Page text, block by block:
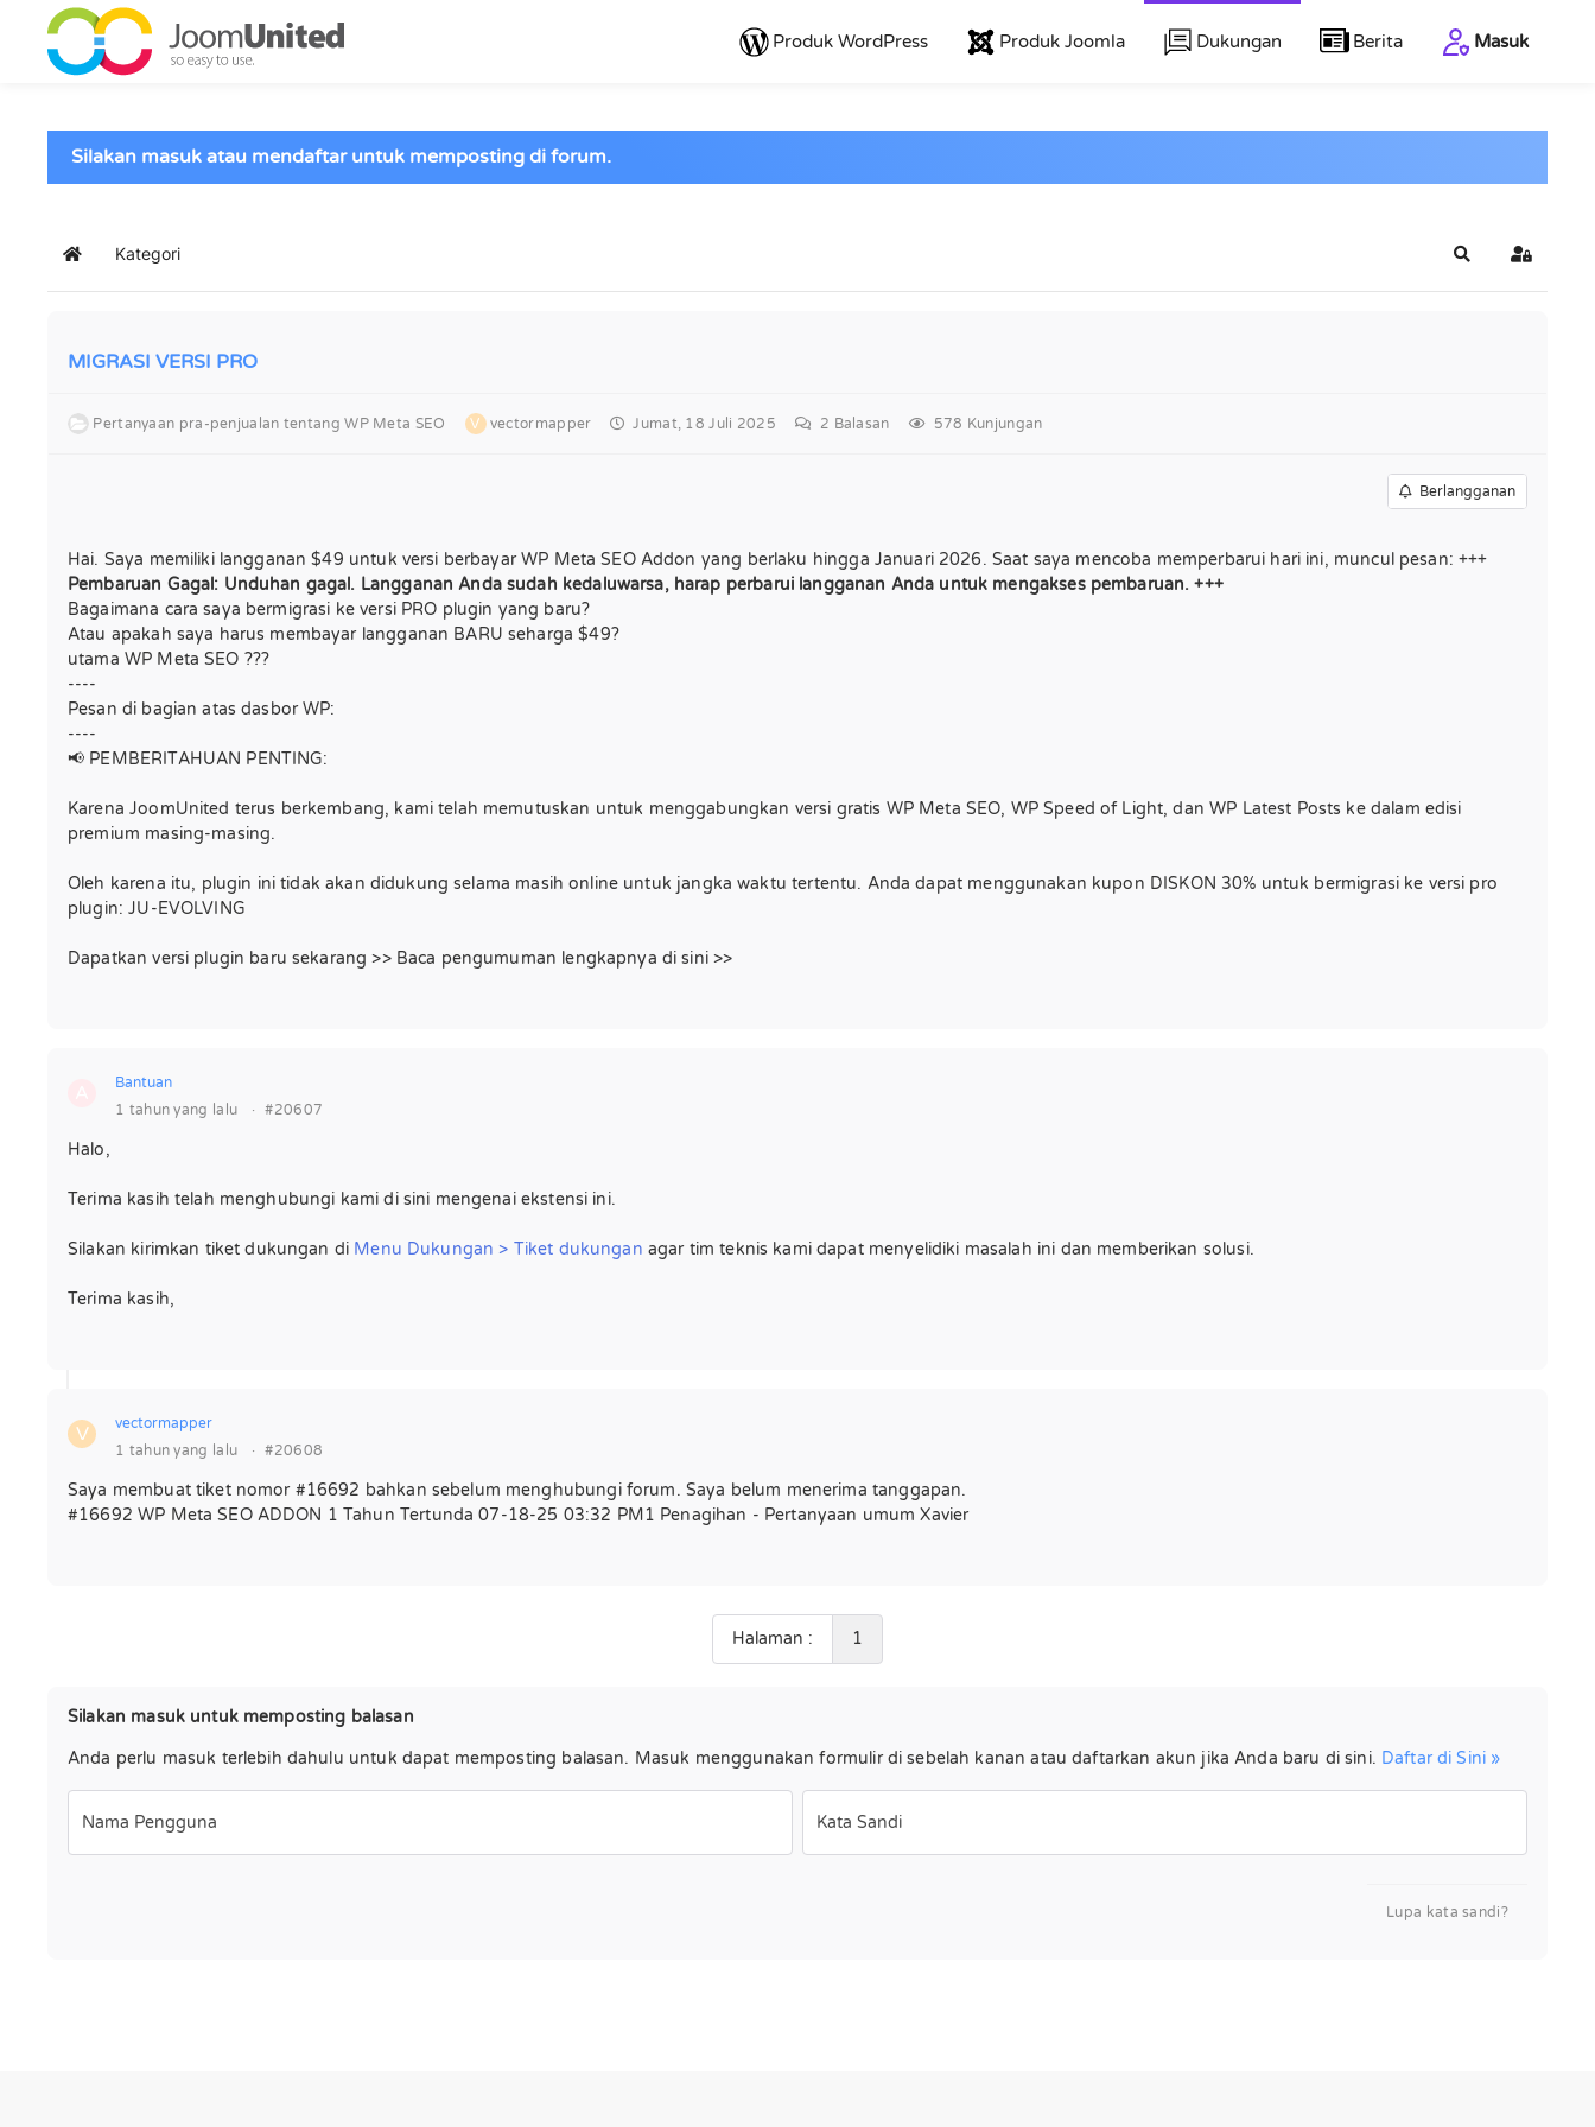
Lewati ke konten utama
Produk WordPress Produk Joomla Dukungan Berita Masuk
Silakan masuk atau mendaftar untuk memposting di forum.
BerendaKategori Cari Masuk
MIGRASI VERSI PRO
Pertanyaan pra-penjualan tentang WP Meta SEO V vectormapper Jumat, 18 Juli 2025 2 Balasan 578 Kunjungan
Berlangganan
Hai. Saya memiliki langganan $49 untuk versi berbayar WP Meta SEO Addon yang berlaku hingga Januari 2026. Saat saya mencoba memperbarui hari ini, muncul pesan: +++
Pembaruan Gagal: Unduhan gagal. Langganan Anda sudah kedaluwarsa, harap perbarui langganan Anda untuk mengakses pembaruan. +++
Bagaimana cara saya bermigrasi ke versi PRO plugin yang baru?
Atau apakah saya harus membayar langganan BARU seharga $49?
utama WP Meta SEO ???
----
Pesan di bagian atas dasbor WP:
----
📢 PEMBERITAHUAN PENTING:
Karena JoomUnited terus berkembang, kami telah memutuskan untuk menggabungkan versi gratis WP Meta SEO, WP Speed of Light, dan WP Latest Posts ke dalam edisi
premium masing-masing.
Oleh karena itu, plugin ini tidak akan didukung selama masih online untuk jangka waktu tertentu. Anda dapat menggunakan kupon DISKON 30% untuk bermigrasi ke versi pro
plugin: JU-EVOLVING
Dapatkan versi plugin baru sekarang >> Baca pengumuman lengkapnya di sini >>
Bantuan
1 tahun yang lalu
· #20607
Halo,
Terima kasih telah menghubungi kami di sini mengenai ekstensi ini.
Silakan kirimkan tiket dukungan di Menu Dukungan > Tiket dukungan agar tim teknis kami dapat menyelidiki masalah ini dan memberikan solusi.
Terima kasih,
V
vectormapper
1 tahun yang lalu
· #20608
Saya membuat tiket nomor #16692 bahkan sebelum menghubungi forum. Saya belum menerima tanggapan.
#16692 WP Meta SEO ADDON 1 Tahun Tertunda 07-18-25 03:32 PM1 Penagihan - Pertanyaan umum Xavier
Halaman : 1
Silakan masuk untuk memposting balasan
Anda perlu masuk terlebih dahulu untuk dapat memposting balasan. Masuk menggunakan formulir di sebelah kanan atau daftarkan akun jika Anda baru di sini. Daftar di Sini »
Nama Pengguna Kata Sandi
Lupa kata sandi?